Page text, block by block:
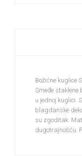
Božićne kuglice
Smeđe
u jednoj kuglici.
blagdanske
su zgoditak.
dugotrajnošću.